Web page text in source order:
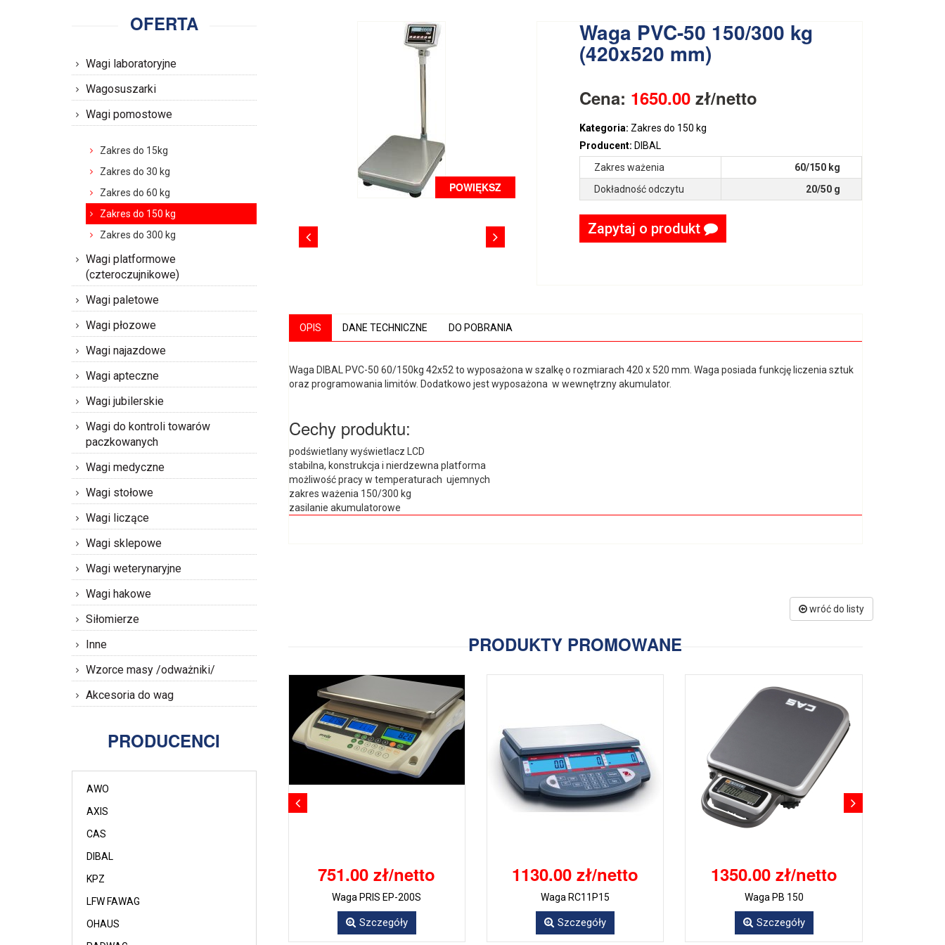
OFERTA
Wagi laboratoryjne
Wagosuszarki
Wagi pomostowe
Zakres do 15kg
Zakres do 30 kg
Zakres do 60 kg
Zakres do 150 kg
Zakres do 300 kg
Wagi platformowe
(czteroczujnikowe)
Wagi paletowe
Wagi płozowe
Wagi najazdowe
Wagi apteczne
Wagi jubilerskie
Wagi do kontroli towarów
paczkowanych
Wagi medyczne
Wagi stołowe
Wagi liczące
Wagi sklepowe
Wagi weterynaryjne
Wagi hakowe
Siłomierze
Inne
Wzorce masy /odważniki/
Akcesoria do wag
PRODUCENCI
AWO
AXIS
CAS
DIBAL
KPZ
LFW FAWAG
OHAUS
POWIĘKSZ
Waga PVC-50 150/300 kg
(420x520 mm)
Cena: 1650.00zł/netto
Kategoria: Zakres do 150 kg
Producent: DIBAL
Zakres ważenia
60/150 kg
Dokładność odczytu
20/50 g
Zapytaj o produkt
OPIS DANE TECHNICZNE DO POBRANIA
Waga DIBAL PVC-50 60/150kg 42x52 to wyposażona w szalkę o rozmiarach 420 x 520 mm. Waga posiada funkcję liczenia sztuk
oraz programowania limitów. Dodatkowo jest wyposażona w wewnętrzny akumulator.
Cechy produktu:
podświetlany wyświetlacz LCD
stabilna, konstrukcja i nierdzewna platforma
możliwość pracy w temperaturach ujemnych
zakres ważenia 150/300 kg
zasilanie akumulatorowe
wróć do listy
PRODUKTY PROMOWANE
751.00 zł/netto
Waga PRIS EP-200S
Szczegóły
1130.00 zł/netto
Waga RC11P15
Szczegóły
1350.00 zł/netto
Waga PB 150
Szczegóły